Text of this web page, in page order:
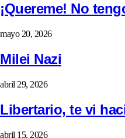
¡Quereme! No
mayo 20, 2026
Milei Nazi
abril 29, 2026
Libertario, te vi
abril 15, 2026